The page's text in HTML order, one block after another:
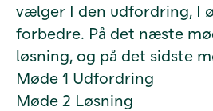
vælger I den udfordring, I
forbedre. På det næste
løsning, og på det sidste
Møde 1 Udfordring
Møde 2 Løsning